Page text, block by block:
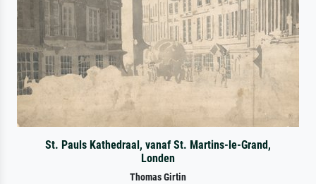
St. Pauls Kathedraal, vanaf St. Martins-le-Grand,
Londen
Thomas Girtin